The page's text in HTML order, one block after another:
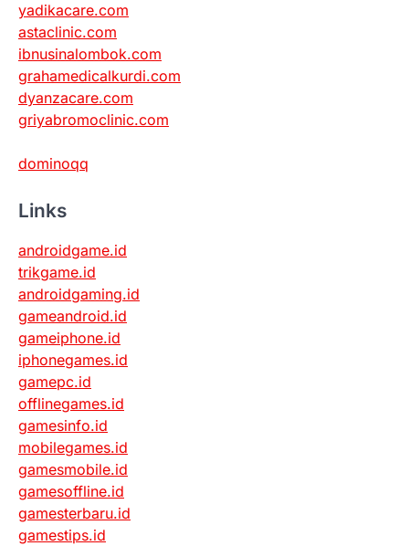
yadikacare.com
astaclinic.com
ibnusinalombok.com
grahamedicalkurdi.com
dyanzacare.com
griyabromoclinic.com
dominoqq
Links
androidgame.id
trikgame.id
androidgaming.id
gameandroid.id
gameiphone.id
iphonegames.id
gamepc.id
offlinegames.id
gamesinfo.id
mobilegames.id
gamesmobile.id
gamesoffline.id
gamesterbaru.id
gamestips.id